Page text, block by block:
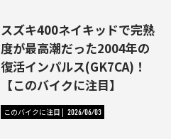
スズキ400ネイキッドで完熟
度が最高潮だった2004年の
復活インパルス(GK7CA)！
【このバイクに注目】
このバイクに注目 2026/06/03